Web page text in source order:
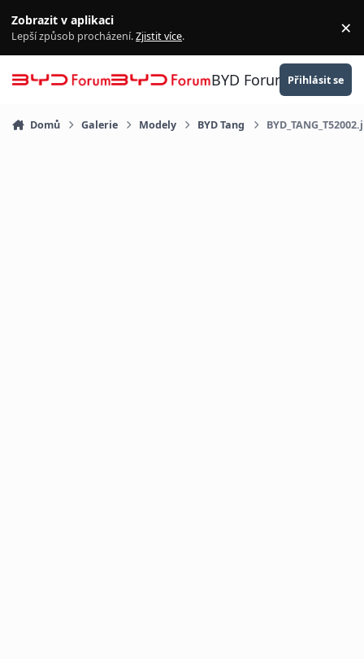
Zobrazit v aplikaci
Lepší způsob procházení.Zjistit více. ×
BYD Forum Přihlásit se
Domů Galerie Modely BYD Tang